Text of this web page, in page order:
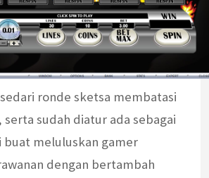
ronde sketsa membatasi
sudah diatur ada sebagai
buat meluluskan gamer
dengan bertambah